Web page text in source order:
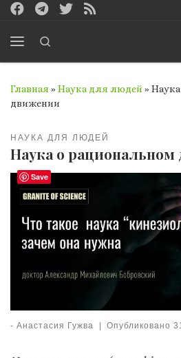
Перейти к содержимому
Главная » Наука для людей »
движении
НАУКА ДЛЯ ЛЮДЕЙ
Наука о
- Анастасия Гужва | Опубликовано
Save